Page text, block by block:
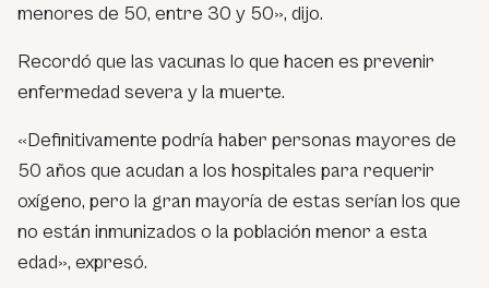
menores de 50, entre 30 y 50», dijo.
Recordó que las vacunas lo que hacen es prevenir
enfermedad severa y la muerte.
«Definitivamente podría haber personas mayores de
50 años que acudan a los hospitales para requerir
oxígeno, pero la gran mayoría de estas serían los que
no están inmunizados o la población menor a esta
edad», expresó.